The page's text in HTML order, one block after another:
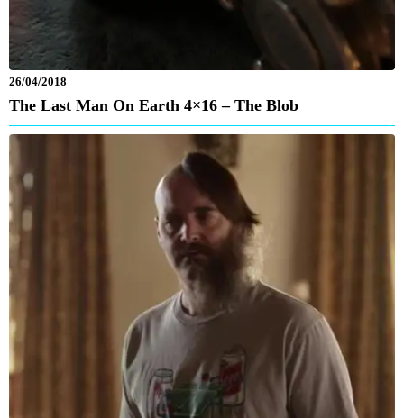
26/04/2018
The Last Man On Earth 4×16 – The Blob